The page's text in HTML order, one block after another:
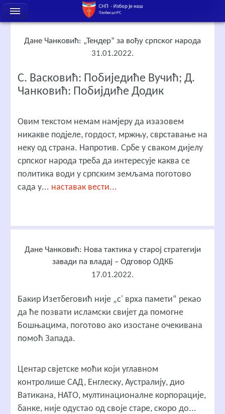
Дане Чанковић: „Тендер“ за вођу српског народа
31.01.2022.
С. Васковић: Побиједиће Вучић; Д.
Чанковић: Побијдиће Додик
Овим текстом немам намјеру да изазовем
никакве подјеле, гордост, мржњу, сврставање на
неку од страна. Напротив. Србе у сваком дијелу
српског народа треба да интересује каква се
политика води у српским земљама поготово
сада у... наставак вести...
Дане Чанковић: Нова тактика у старој стратегији
завади па владај – Одговор ОДКБ
17.01.2022.
Бакир Изетбеговић није „с' врха памети“ рекао
да ће позвати исламски свијет да помогне
Бошњацима, поготово ако изостане очекивана
помоћ Запада.
Центар свјетске моћи који углавном
контролише САД, Енглеску, Аустралију, дио
Ватикана, НАТО, мултинационалне корпорације,
банке, није одустао од своје старе, скоро до...